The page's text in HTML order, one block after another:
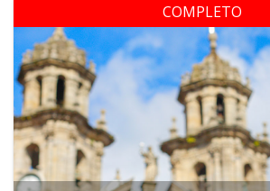
COMPLETO